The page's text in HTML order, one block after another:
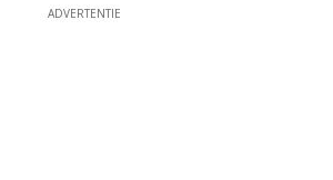
ADVERTENTIE